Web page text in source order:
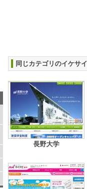
同じカテゴリのイケサイ
長野大学